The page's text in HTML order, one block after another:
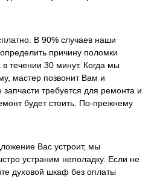
В 90% случаев наши
причину поломки
течении 30 минут. Когда мы
мастер позвонит Вам и
запчасти требуется для ремонта и
будет стоить. По-прежнему
Вас устроит, мы
устраним неполадку. Если не
духовой шкаф без оплаты